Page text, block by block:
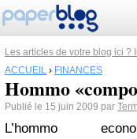
Les articles de votre blog ici ?
ACCUEIL › FINANCES
Hommo
Publié le 15 juin 2009 par
L’hommo